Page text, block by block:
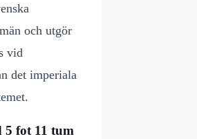
och utgör
vid
det imperiala
5 fot 11 tum